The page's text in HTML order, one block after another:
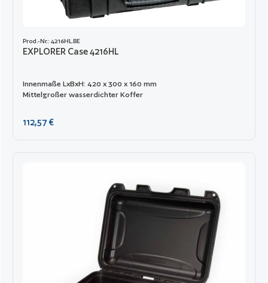
Prod.-Nr.: 4216HL.BE
EXPLORER Case 4216HL
Innenmaße LxBxH: 420 x 300 x 160 mm
Mittelgroßer wasserdichter Koffer
Regulärer Preis:
112,57 €